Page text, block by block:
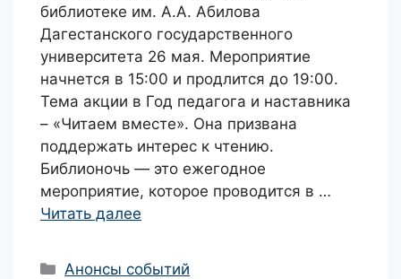
библиотеке им. А.А. Абилова
Дагестанского государственного
университета 26 мая. Мероприятие
начнется в 15:00 и продлится до 19:00.
Тема акции в Год педагога и наставника
– «Читаем вместе». Она призвана
поддержать интерес к чтению.
Библионочь — это ежегодное
мероприятие, которое проводится в …
Читать далее
Рубрики
Анонсы событий